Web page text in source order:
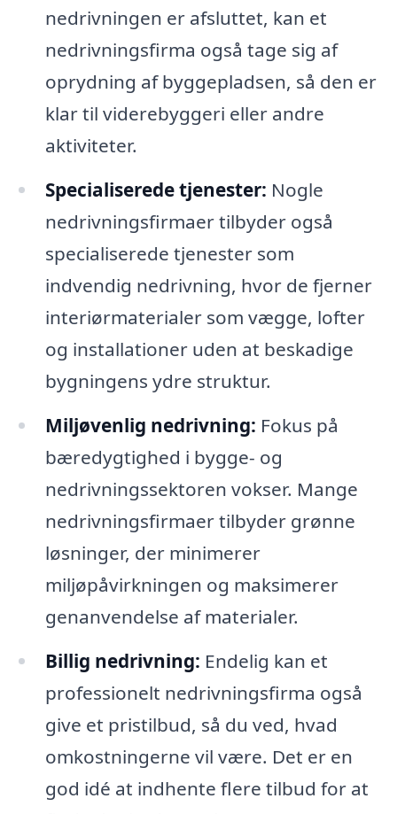
nedrivningen er afsluttet, kan et
nedrivningsfirma også tage sig af
oprydning af byggepladsen, så den er
klar til viderebyggeri eller andre
aktiviteter.
Specialiserede tjenester: Nogle
nedrivningsfirmaer tilbyder også
specialiserede tjenester som
indvendig nedrivning, hvor de fjerner
interiørmaterialer som vægge, lofter
og installationer uden at beskadige
bygningens ydre struktur.
Miljøvenlig nedrivning: Fokus på
bæredygtighed i bygge- og
nedrivningssektoren vokser. Mange
nedrivningsfirmaer tilbyder grønne
løsninger, der minimerer
miljøpåvirkningen og maksimerer
genanvendelse af materialer.
Billig nedrivning: Endelig kan et
professionelt nedrivningsfirma også
give et pristilbud, så du ved, hvad
omkostningerne vil være. Det er en
god idé at indhente flere tilbud for at